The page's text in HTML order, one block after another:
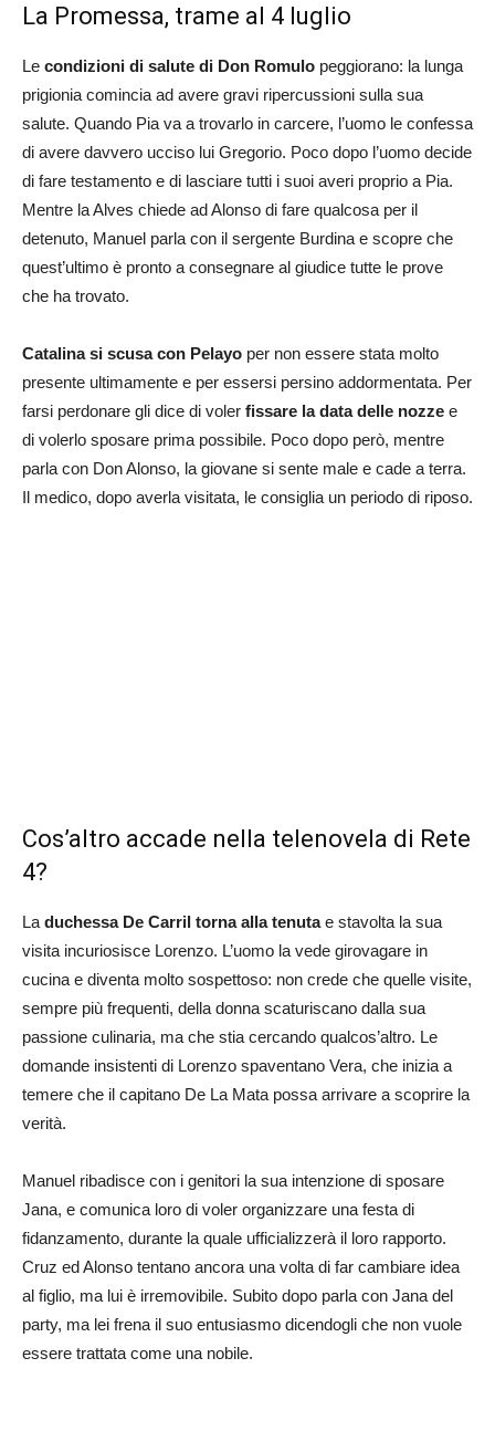
La Promessa, trame al 4 luglio
Le condizioni di salute di Don Romulo peggiorano: la lunga
prigionia comincia ad avere gravi ripercussioni sulla sua
salute. Quando Pia va a trovarlo in carcere, l’uomo le confessa
di avere davvero ucciso lui Gregorio. Poco dopo l’uomo decide
di fare testamento e di lasciare tutti i suoi averi proprio a Pia.
Mentre la Alves chiede ad Alonso di fare qualcosa per il
detenuto, Manuel parla con il sergente Burdina e scopre che
quest’ultimo è pronto a consegnare al giudice tutte le prove
che ha trovato.
Catalina si scusa con Pelayo per non essere stata molto
presente ultimamente e per essersi persino addormentata. Per
farsi perdonare gli dice di voler fissare la data delle nozze e
di volerlo sposare prima possibile. Poco dopo però, mentre
parla con Don Alonso, la giovane si sente male e cade a terra.
Il medico, dopo averla visitata, le consiglia un periodo di riposo.
Cos’altro accade nella telenovela di Rete
4?
La duchessa De Carril torna alla tenutae stavolta la sua
visita incuriosisce Lorenzo. L’uomo la vede girovagare in
cucina e diventa molto sospettoso: non crede che quelle visite,
sempre più frequenti, della donna scaturiscano dalla sua
passione culinaria, ma che stia cercando qualcos’altro. Le
domande insistenti di Lorenzo spaventano Vera, che inizia a
temere che il capitano De La Mata possa arrivare a scoprire la
verità.
Manuel ribadisce con i genitori la sua intenzione di sposare
Jana, e comunica loro di voler organizzare una festa di
fidanzamento, durante la quale ufficializzerà il loro rapporto.
Cruz ed Alonso tentano ancora una volta di far cambiare idea
al figlio, ma lui è irremovibile. Subito dopo parla con Jana del
party, ma lei frena il suo entusiasmo dicendogli che non vuole
essere trattata come una nobile.